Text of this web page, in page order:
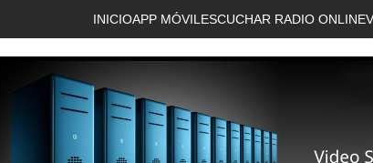
INICIOAPP MÓVIL ESCUCHAR RADIO ONLINE